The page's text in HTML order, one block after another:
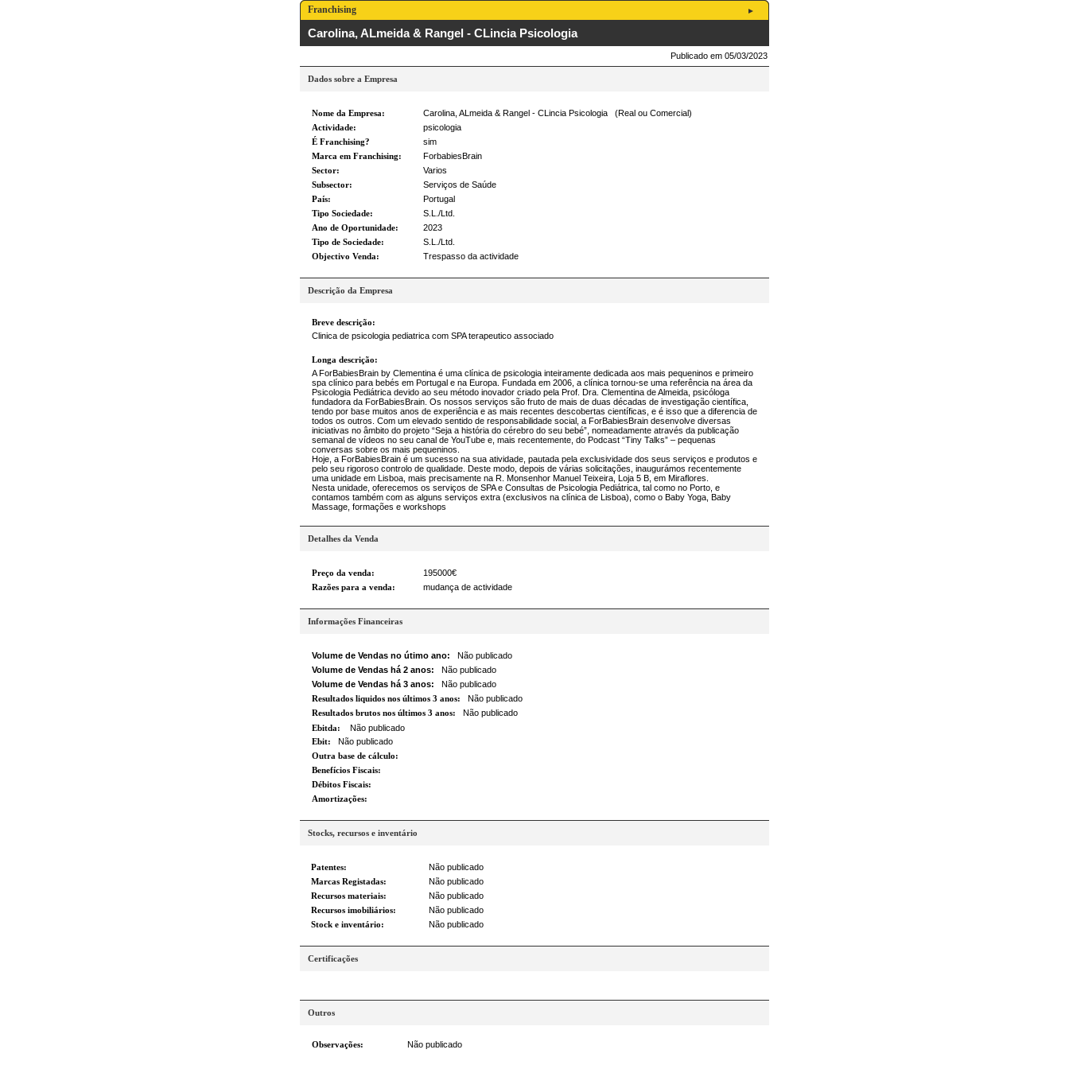
Franchising
Carolina, ALmeida & Rangel - CLincia Psicologia
Publicado em 05/03/2023
Dados sobre a Empresa
Nome da Empresa:
Carolina, ALmeida & Rangel - CLincia Psicologia (Real ou Comercial)
Actividade:
psicologia
É Franchising?
sim
Marca em Franchising:
ForbabiesBrain
Sector:
Varios
Subsector:
Serviços de Saúde
País:
Portugal
Tipo Sociedade:
S.L./Ltd.
Ano de Oportunidade:
2023
Tipo de Sociedade:
S.L./Ltd.
Objectivo Venda:
Trespasso da actividade
Descrição da Empresa
Breve descrição:
Clinica de psicologia pediatrica com SPA terapeutico associado
Longa descrição:
A ForBabiesBrain by Clementina é uma clínica de psicologia inteiramente dedicada aos mais pequeninos e primeiro
spa clínico para bebés em Portugal e na Europa. Fundada em 2006, a clínica tornou-se uma referência na área da
Psicologia Pediátrica devido ao seu método inovador criado pela Prof. Dra. Clementina de Almeida, psicóloga
fundadora da ForBabiesBrain. Os nossos serviços são fruto de mais de duas décadas de investigação científica,
tendo por base muitos anos de experiência e as mais recentes descobertas científicas, e é isso que a diferencia de
todos os outros. Com um elevado sentido de responsabilidade social, a ForBabiesBrain desenvolve diversas
iniciativas no âmbito do projeto “Seja a história do cérebro do seu bebé”, nomeadamente através da publicação
semanal de vídeos no seu canal de YouTube e, mais recentemente, do Podcast “Tiny Talks” – pequenas
conversas sobre os mais pequeninos.
Hoje, a ForBabiesBrain é um sucesso na sua atividade, pautada pela exclusividade dos seus serviços e produtos e
pelo seu rigoroso controlo de qualidade. Deste modo, depois de várias solicitações, inaugurámos recentemente
uma unidade em Lisboa, mais precisamente na R. Monsenhor Manuel Teixeira, Loja 5 B, em Miraflores.
Nesta unidade, oferecemos os serviços de SPA e Consultas de Psicologia Pediátrica, tal como no Porto, e
contamos também com as alguns serviços extra (exclusivos na clínica de Lisboa), como o Baby Yoga, Baby
Massage, formações e workshops
Detalhes da Venda
Preço da venda:
195000€
Razões para a venda:
mudança de actividade
Informações Financeiras
Volume de Vendas no útimo ano: Não publicado
Volume de Vendas há 2 anos: Não publicado
Volume de Vendas há 3 anos: Não publicado
Resultados liquidos nos últimos 3 anos: Não publicado
Resultados brutos nos últimos 3 anos:
Não publicado
Ebitda:
Não publicado
Ebit:
Não publicado
Outra base de cálculo:
Benefícios Fiscais:
Débitos Fiscais:
Amortizações:
Stocks, recursos e inventário
Patentes:
Não publicado
Marcas Registadas:
Não publicado
Recursos materiais:
Não publicado
Recursos imobiliários:
Não publicado
Stock e inventário:
Não publicado
Certificações
Outros
Observações: Não publicado